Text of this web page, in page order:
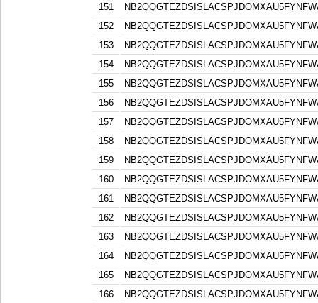
151
152
153
154
155
156
157
158
159
160
161
162
163
164
165
166